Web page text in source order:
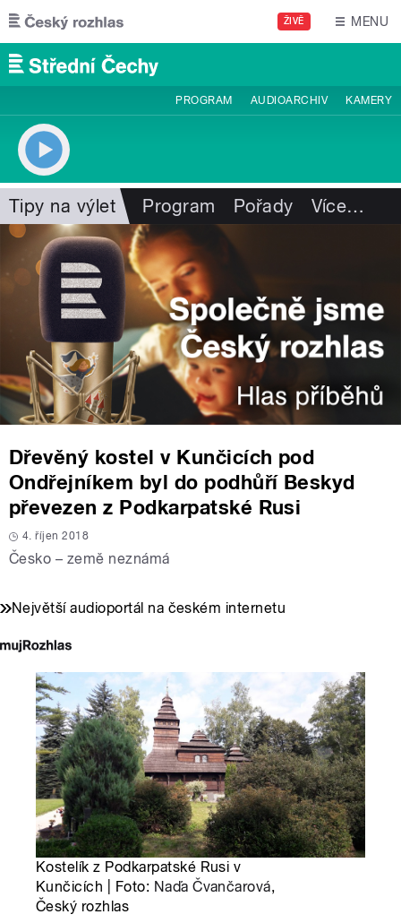
Přejít k hlavnímu obsahu
ŽIVĚ MENU
PROGRAM AUDIOARCHIV KAMERY
Tipy na výlet Program Pořady Více…
Dřevěný kostel v Kunčicích pod
Ondřejníkem byl do podhůří Beskyd
převezen z Podkarpatské Rusi
4. říjen 2018
Česko – země neznámá
Největší audioportál na českém internetu
Kostelík z Podkarpatské Rusi v
Kunčicích | Foto: Naďa Čvančarová,
Český rozhlas